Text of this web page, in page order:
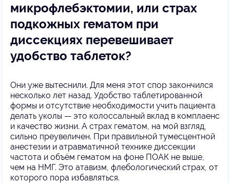
микрофлебэктомии, или страх
подкожных гематом при
диссекциях перевешивает
удобство таблеток?
Они уже вытеснили. Для меня этот спор закончился
несколько лет назад. Удобство таблетированной
формы и отсутствие необходимости учить пациента
делать уколы — это колоссальный вклад в комплаенс
и качество жизни. А страх гематом, на мой взгляд,
сильно преувеличен. При правильной тумесцентной
анестезии и атравматичной технике диссекции
частота и объём гематом на фоне ПОАК не выше,
чем на НМГ. Это атавизм, флебологический страх, от
которого пора избавляться.